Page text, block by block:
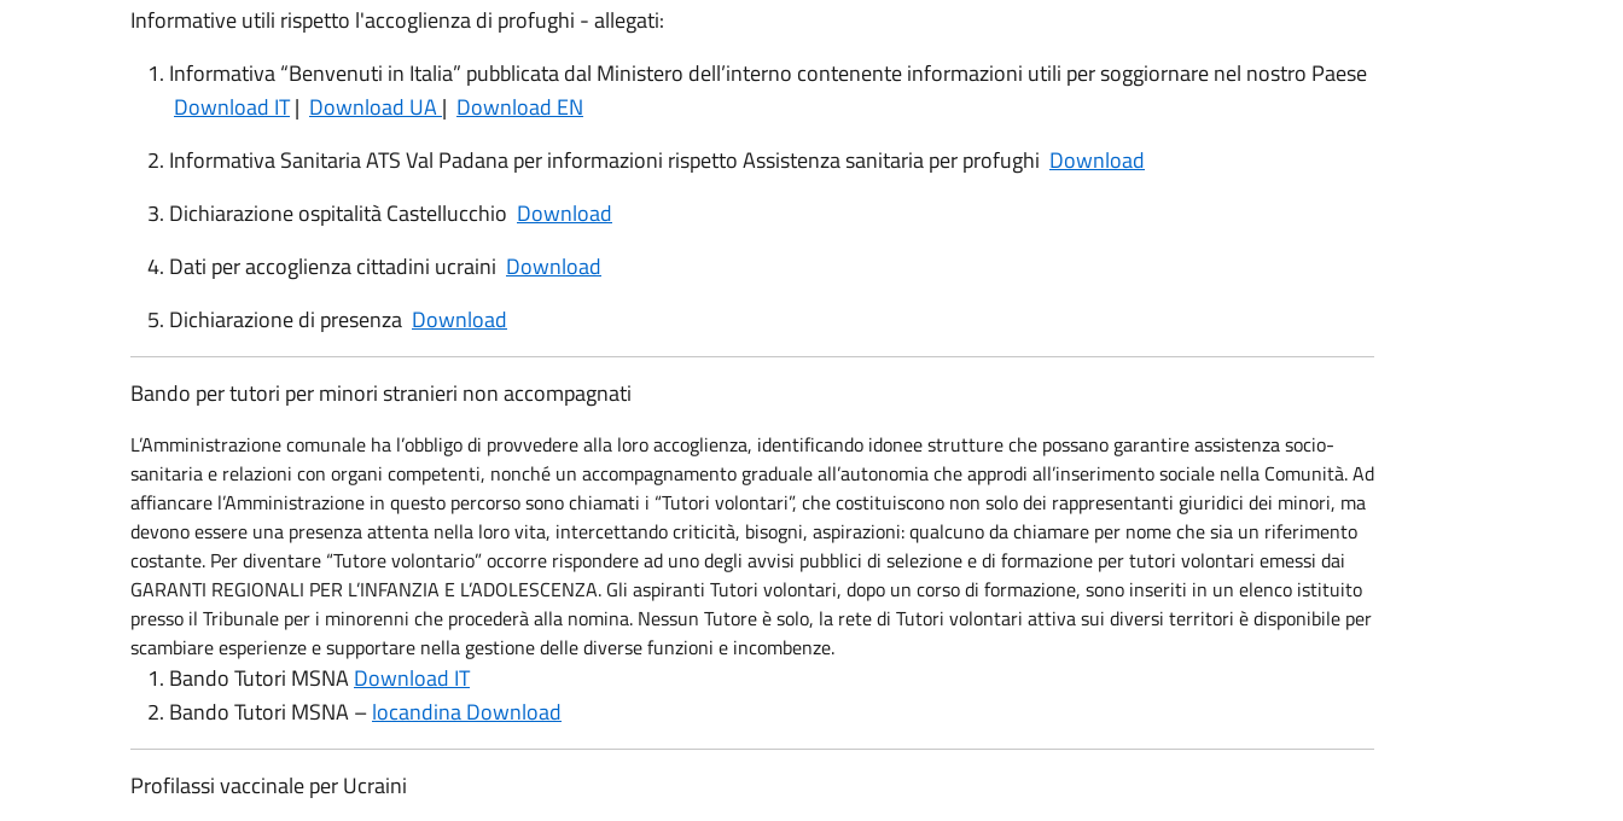
Informative utili rispetto l'accoglienza di profughi - allegati:
Informativa “Benvenuti in Italia” pubblicata dal Ministero dell’interno contenente informazioni utili per soggiornare nel nostro Paese
Download IT| Download UA| Download EN
Informativa Sanitaria ATS Val Padana per informazioni rispetto Assistenza sanitaria per profughi Download
Dichiarazione ospitalità Castellucchio Download
Dati per accoglienza cittadini ucraini Download
Dichiarazione di presenza Download
Bando per tutori per minori stranieri non accompagnati
L’Amministrazione comunale ha l’obbligo di provvedere alla loro accoglienza, identificando idonee strutture che possano garantire assistenza socio-
sanitaria e relazioni con organi competenti, nonché un accompagnamento graduale all’autonomia che approdi all’inserimento sociale nella Comunità. Ad
affiancare l’Amministrazione in questo percorso sono chiamati i “Tutori volontari”, che costituiscono non solo dei rappresentanti giuridici dei minori, ma
devono essere una presenza attenta nella loro vita, intercettando criticità, bisogni, aspirazioni: qualcuno da chiamare per nome che sia un riferimento
costante. Per diventare “Tutore volontario” occorre rispondere ad uno degli avvisi pubblici di selezione e di formazione per tutori volontari emessi dai
GARANTI REGIONALI PER L’INFANZIA E L’ADOLESCENZA. Gli aspiranti Tutori volontari, dopo un corso di formazione, sono inseriti in un elenco istituito
presso il Tribunale per i minorenni che procederà alla nomina. Nessun Tutore è solo, la rete di Tutori volontari attiva sui diversi territori è disponibile per
scambiare esperienze e supportare nella gestione delle diverse funzioni e incombenze.
Bando Tutori MSNADownload IT
Bando Tutori MSNA –locandina Download
Profilassi vaccinale per Ucraini